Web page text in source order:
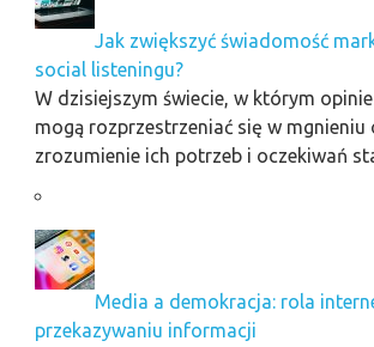
Jak zwiększyć świadomość
social listeningu?
W dzisiejszym świecie, w którym
mogą rozprzestrzeniać się w mgnieniu
zrozumienie ich potrzeb i oczekiwań
Media a demokracja: rola
przekazywaniu informacji